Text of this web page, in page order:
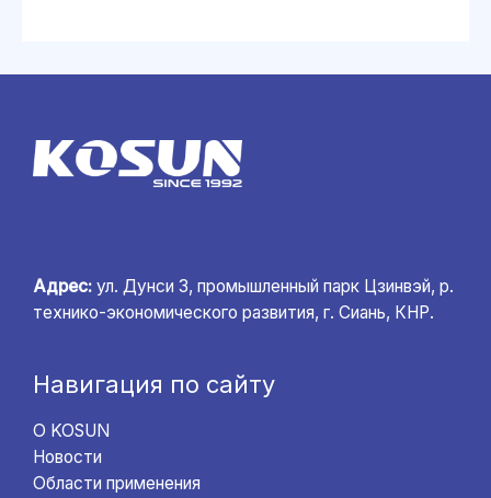
Адрес: ул. Дунси 3, промышленный парк Цзинвэй, р.
технико-экономического развития, г. Сиань, КНР.
Навигация по сайту
О KOSUN
Новости
Области применения